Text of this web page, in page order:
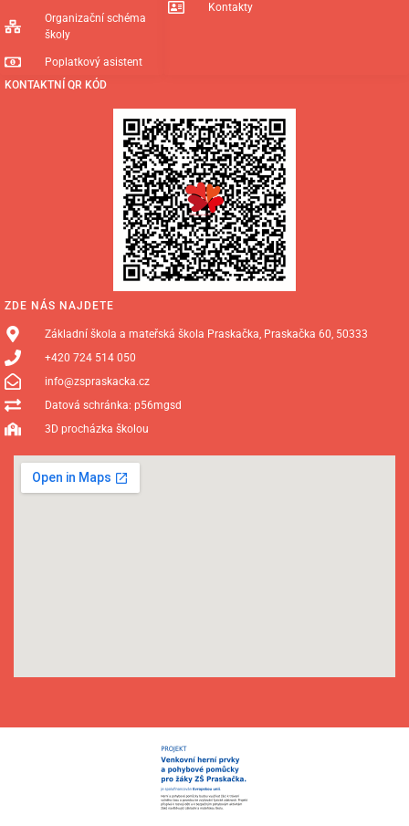
ZDE NÁS NAJDETE
Základní škola a mateřská škola Praskačka, Praskačka 60, 50333
+420 724 514 050
info@zspraskacka.cz
Datová schránka: p56mgsd
3D procházka školou
KONTAKTNÍ QR KÓD
Kontakty
Organizační schéma
školy
Poplatkový asistent